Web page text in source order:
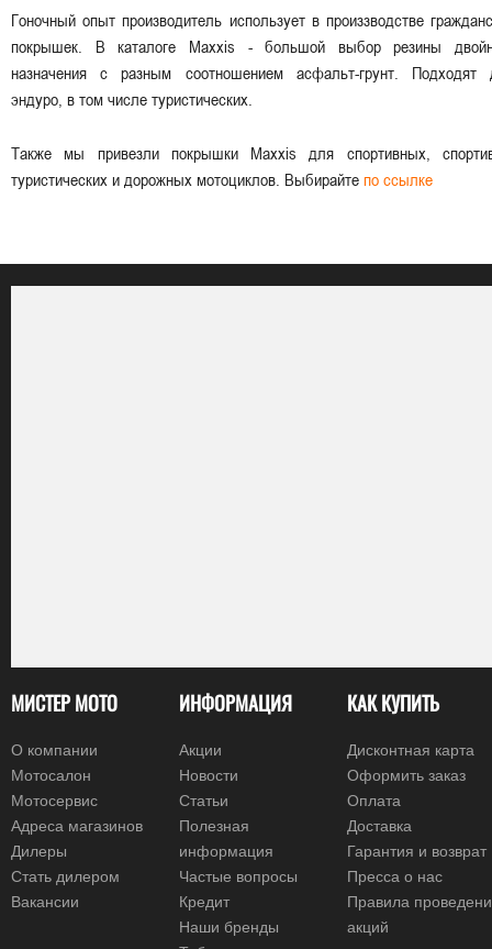
Гоночный опыт производитель использует в произзводстве
покрышек. В каталоге Maxxis - большой выбор резины
назначения с разным соотношением асфальт-грунт. Подходят
эндуро, в том числе туристических.
Также мы привезли покрышки Maxxis для спортивных,
туристических и дорожных мотоциклов. Выбирайте по ссылке
МИСТЕР МОТО
О компании
Мотосалон
Мотосервис
Адреса магазинов
Дилеры
Стать дилером
Вакансии
ИНФОРМАЦИЯ
Акции
Новости
Статьи
Полезная
информация
Частые вопросы
Кредит
Наши бренды
КАК КУПИТЬ
Дисконтная карта
Оформить заказ
Оплата
Доставка
Гарантия и возврат
Пресса о нас
Правила
акций